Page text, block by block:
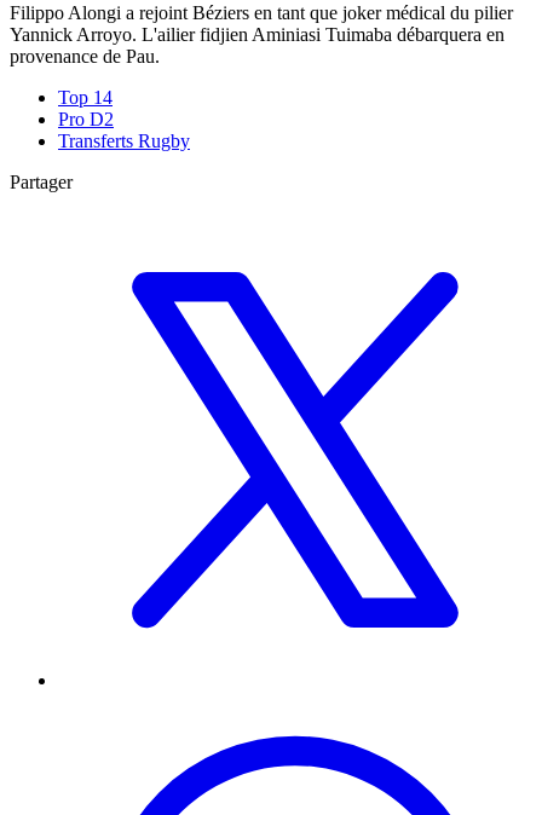
Filippo Alongi a rejoint Béziers en tant que joker médical du pilier
Yannick Arroyo. L'ailier fidjien Aminiasi Tuimaba débarquera en
provenance de Pau.
Top 14
Pro D2
Transferts Rugby
Partager